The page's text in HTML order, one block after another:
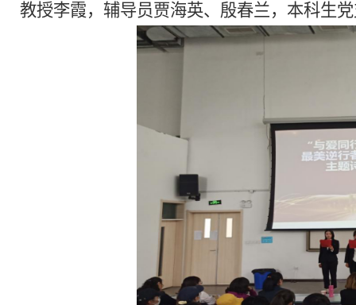
教授李霞，辅导员贾海英、殷春兰，本科生